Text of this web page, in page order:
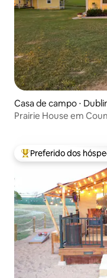
Casa de campo ⋅
Prairie House em
Entre os melhores
Preferido dos